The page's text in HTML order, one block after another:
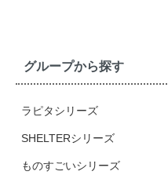
グループから探す
ラピタシリーズ
SHELTERシリーズ
ものすごいシリーズ